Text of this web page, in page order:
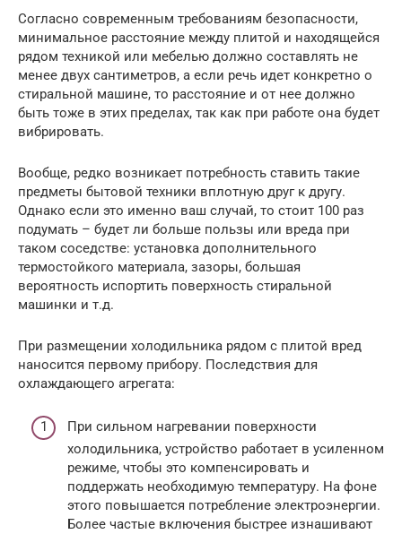
Согласно современным требованиям безопасности,
минимальное расстояние между плитой и находящейся
рядом техникой или мебелью должно составлять не
менее двух сантиметров, а если речь идет конкретно о
стиральной машине, то расстояние и от нее должно
быть тоже в этих пределах, так как при работе она будет
вибрировать.
Вообще, редко возникает потребность ставить такие
предметы бытовой техники вплотную друг к другу.
Однако если это именно ваш случай, то стоит 100 раз
подумать – будет ли больше пользы или вреда при
таком соседстве: установка дополнительного
термостойкого материала, зазоры, большая
вероятность испортить поверхность стиральной
машинки и т.д.
При размещении холодильника рядом с плитой вред
наносится первому прибору. Последствия для
охлаждающего агрегата:
При сильном нагревании поверхности
холодильника, устройство работает в усиленном
режиме, чтобы это компенсировать и
поддержать необходимую температуру. На фоне
этого повышается потребление электроэнергии.
Более частые включения быстрее изнашивают